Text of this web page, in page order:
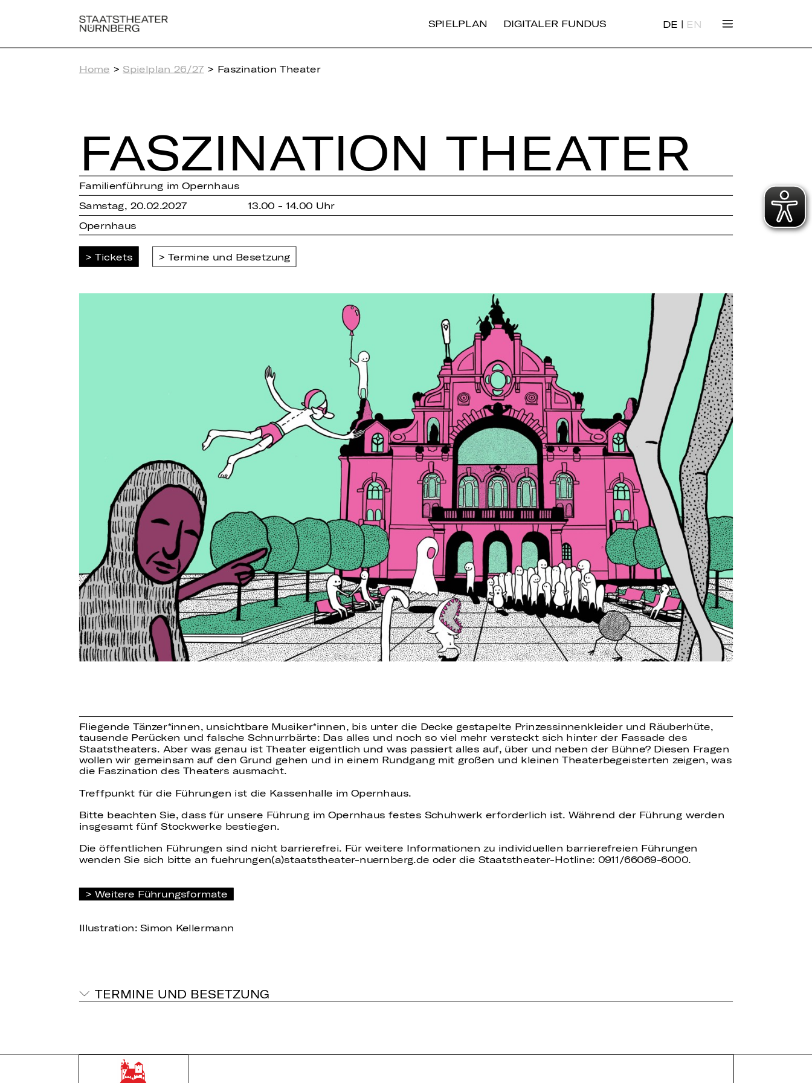
SPIELPLAN DIGITALER FUNDUS DE | EN
Home > Spielplan 26/27 > Faszination Theater
FAS­ZI­NA­TI­ON THEA­TER
Familienführung im Opernhaus
Samstag, 20.02.2027
13.00 - 14.00 Uhr
Opernhaus
Tickets Termine und Besetzung
Fliegende Tänzer innen, unsichtbare Musiker innen, bis unter die Decke gestapelte Prinzessinnenkleider und Räuberhüte,
tausende Perücken und falsche Schnurrbärte: Das alles und noch so viel mehr versteckt sich hinter der Fassade des
Staatstheaters. Aber was genau ist Theater eigentlich und was passiert alles auf, über und neben der Bühne? Diesen Fragen
wollen wir gemeinsam auf den Grund gehen und in einem Rundgang mit großen und kleinen Theaterbegeisterten zeigen, was
die Faszination des Theaters ausmacht.
Treffpunkt für die Führungen ist die Kassenhalle im Opernhaus.
Bitte beachten Sie, dass für unsere Führung im Opernhaus festes Schuhwerk erforderlich ist. Während der Führung werden
insgesamt fünf Stockwerke bestiegen.
Die öffentlichen Führungen sind nicht barrierefrei. Für weitere Informationen zu individuellen barrierefreien Führungen
wenden Sie sich bitte an fuehrungen(a)staatstheater-nuernberg.de oder die Staatstheater-Hotline: 0911/66069-6000.
Weitere Führungsformate
Illustration: Simon Kellermann
TERMINE UND BESETZUNG